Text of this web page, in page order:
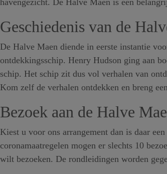
havengezicht. De Halve Maen is een
Geschiedenis van de
De Halve Maen diende in eerste instantie
ontdekkingsschip. Henry Hudson ging aan
schip. Het schip zit dus vol verhalen van
Kom zelf de verhalen ontdekken en breng
Bezoek aan de Halve
Kiest u voor ons arrangement dan is daar
coronamaatregelen mogen er slechts 10
wilt bezoeken. De rondleidingen worden